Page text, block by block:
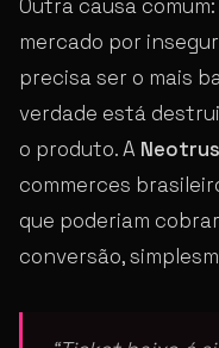
Outra causa
mercado por
precisa ser o mais
verdade está
o produto. A
commerces
que poderiam
conversão,